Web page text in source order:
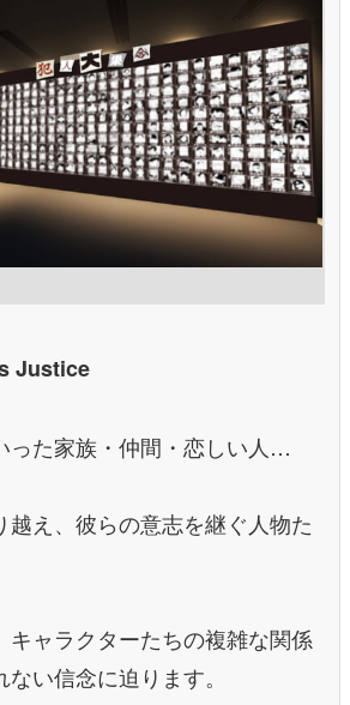
Justice
った家族・仲間・恋しい人…
越え、彼らの意志を継ぐ人物た
キャラクターたちの複雑な関係
い信念に迫ります。